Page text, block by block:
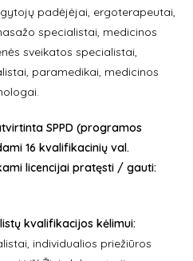
padėjėjai, ergoterapeutai,
specialistai, medicinos
sveikatos specialistai,
paramedikai, medicinos
SPPD (programos
16 kvalifikacinių val.
licencijai pratęsti / gauti:
kvalifikacijos kėlimui:
individualios priežiūros